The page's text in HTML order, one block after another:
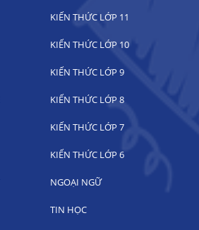
KIẾN THỨC LỚP 11
KIẾN THỨC LỚP 10
KIẾN THỨC LỚP 9
KIẾN THỨC LỚP 8
KIẾN THỨC LỚP 7
KIẾN THỨC LỚP 6
NGOẠI NGỮ
TIN HỌC